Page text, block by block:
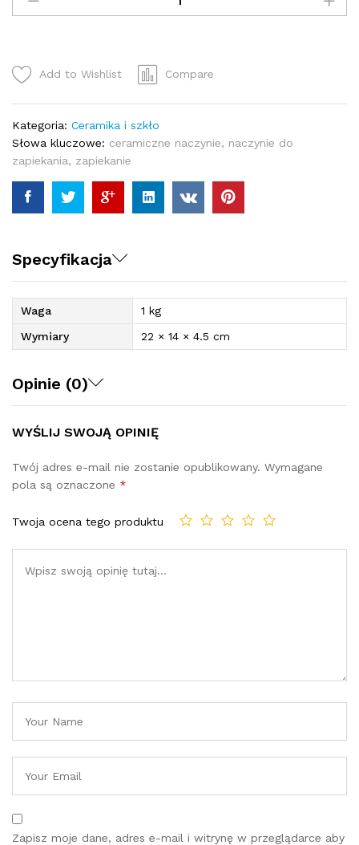
Zapiekania
quantityAdd to Wishlist Compare
Kategoria: Ceramika i szkło
Słowa kluczowe: ceramiczne naczynie, naczynie do
zapiekania, zapiekanie
Specyfikacja
Waga
1 kg
Wymiary
22 × 14 × 4.5 cm
Opinie (0)
WYŚLIJ SWOJĄ OPINIĘ
Twój adres e-mail nie zostanie opublikowany. Wymagane
pola są oznaczone *
Twoja ocena tego produktu
Zapisz moje dane, adres e-mail i witrynę w przeglądarce aby